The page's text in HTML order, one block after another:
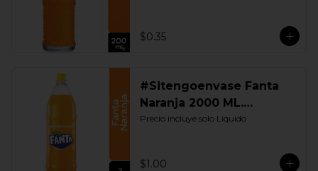
$0.35
#Sitengoenvase Fanta
Naranja 2000 ML.
Retornable
Precio incluye solo Liquido
$1.00